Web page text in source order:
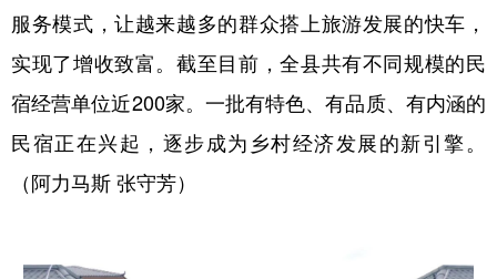
北京 天津 河北 山西
辽宁 吉林 上海 江苏
浙江 安徽 福建 江西
山东 河南 湖北 湖南
广东 广西
服务模式，让越来越多的群众搭上旅游发展的快车，
实现了增收致富。截至目前，全县共有不同规模的民
宿经营单位近200家。一批有特色、有品质、有内涵的
民宿正在兴起，逐步成为乡村经济发展的新引擎。
（阿力马斯 张守芳）